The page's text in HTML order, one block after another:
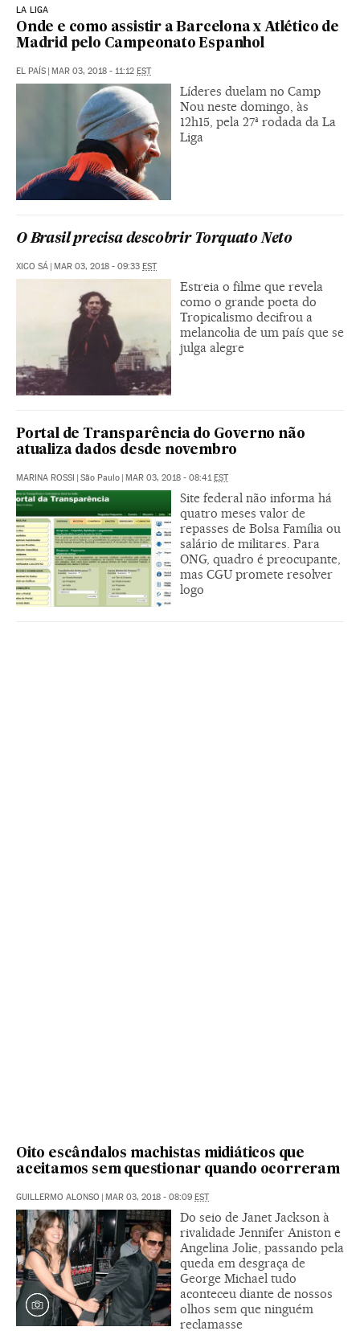
LA LIGA
Onde e como assistir a Barcelona x Atlético de
Madrid pelo Campeonato Espanhol
EL PAÍS | MAR 03, 2018 - 11:12 EST
Líderes duelam no Camp
Nou neste domingo, às
12h15, pela 27ª rodada da La
Liga
O Brasil precisa descobrir Torquato Neto
XICO SÁ | MAR 03, 2018 - 09:33 EST
Estreia o filme que revela
como o grande poeta do
Tropicalismo decifrou a
melancolia de um país que se
julga alegre
Portal de Transparência do Governo não
atualiza dados desde novembro
MARINA ROSSI | São Paulo | MAR 03, 2018 - 08:41EST
Site federal não informa há
quatro meses valor de
repasses de Bolsa Família ou
salário de militares. Para
ONG, quadro é preocupante,
mas CGU promete resolver
logo
Oito escândalos machistas midiáticos que
aceitamos sem questionar quando ocorreram
GUILLERMO ALONSO | MAR 03, 2018 - 08:09 EST
Do seio de Janet Jackson à
rivalidade Jennifer Aniston e
Angelina Jolie, passando pela
queda em desgraça de
George Michael tudo
aconteceu diante de nossos
olhos sem que ninguém
reclamasse